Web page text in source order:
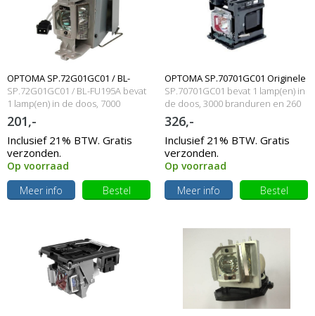
OPTOMA SP.72G01GC01 / BL-
FU195A Originele lampmodule
SP.72G01GC01 / BL-FU195A bevat
1 lamp(en) in de doos, 7000
branduren en 0 Watt
201,-
Inclusief 21% BTW. Gratis
verzonden.
Op voorraad
Meer info
Bestel
OPTOMA SP.70701GC01 Originele
lampmodule
SP.70701GC01 bevat 1 lamp(en) in
de doos, 3000 branduren en 260
Watt
326,-
Inclusief 21% BTW. Gratis
verzonden.
Op voorraad
Meer info
Bestel